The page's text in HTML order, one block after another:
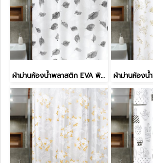
ผ้าม่านห้องน้ำพลาสติก EVA พิมพ์ลาย รุ่น EVATEX